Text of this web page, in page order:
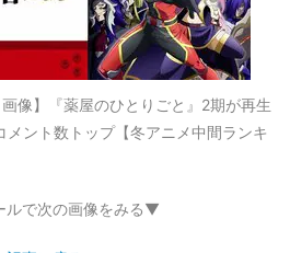
画像】『薬屋のひとりごと』2期が再生
ント数トップ【冬アニメ中間ランキ
ルで次の画像をみる▼